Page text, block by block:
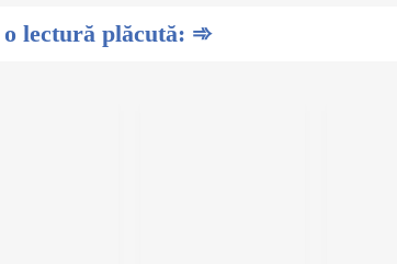
o lectură plăcută: ➾